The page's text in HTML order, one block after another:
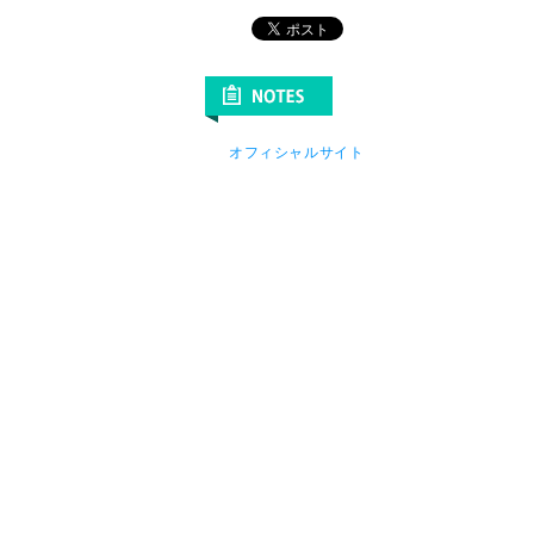
オフィシャルサイト